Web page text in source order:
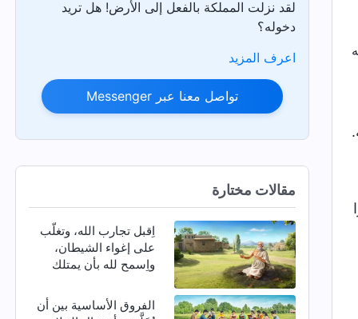
لقد نزلت المملكة بالفعل إلى الأرض! هل تريد
دخوله؟
اعرف المزيد
تواصل معنا عبر Messenger
مقالات مختارة
اِقبل تجارب الله، وتغلّب
على إغواء الشيطان،
واِسمح لله بأن يمتلك
الفروق الأساسية بين أن